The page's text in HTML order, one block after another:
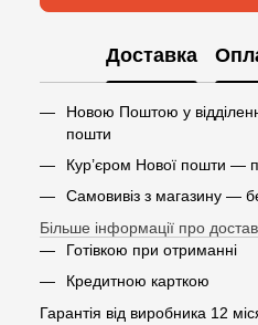
Доставка
Новою Поштою у
пошти
Кур’єром Нової пошти —
Самовивіз з магазину —
Більше інформації про
Готівкою при отриманні
Кредитною карткою
Гарантія від виробника 12